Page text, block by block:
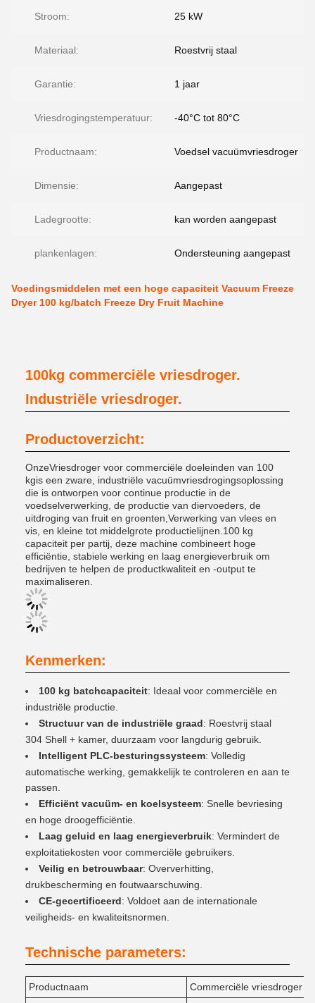
Stroom: 25 kW
Materiaal: Roestvrij staal
Garantie: 1 jaar
Vriesdrogingstemperatuur: -40°C tot 80°C
Productnaam: Voedsel vacuümvriesdroger
Dimensie: Aangepast
Ladegrootte: kan worden aangepast
plankenlagen: Ondersteuning aangepast
Voedingsmiddelen met een hoge capaciteit Vacuum Freeze
Dryer 100 kg/batch Freeze Dry Fruit Machine
100kg commerciële vriesdroger.
Industriële vriesdroger.
Productoverzicht:
OnzeVriesdroger voor commerciële doeleinden van 100
kgis een zware, industriële vacuümvriesdrogingsoplossing
die is ontworpen voor continue productie in de
voedselverwerking, de productie van diervoeders, de
uitdroging van fruit en groenten,Verwerking van vlees en
vis, en kleine tot middelgrote productielijnen. 100 kg
capaciteit per partij , deze machine combineert hoge
efficiëntie, stabiele werking en laag energieverbruik om
bedrijven te helpen de productkwaliteit en -output te
maximaliseren.
Kenmerken:
100 kg batchcapaciteit: Ideaal voor commerciële en
industriële productie.
Structuur van de industriële graad: Roestvrij staal
304 Shell + kamer, duurzaam voor langdurig gebruik.
Intelligent PLC-besturingssysteem: Volledig
automatische werking, gemakkelijk te controleren en aan te
passen.
Efficiënt vacuüm- en koelsysteem: Snelle bevriesing
en hoge droogefficiëntie.
Laag geluid en laag energieverbruik: Vermindert de
exploitatiekosten voor commerciële gebruikers.
Veilig en betrouwbaar: Oververhitting,
drukbescherming en foutwaarschuwing.
CE-gecertificeerd: Voldoet aan de internationale
veiligheids- en kwaliteitsnormen.
Technische parameters:
Productnaam
Commerciële vriesdroger